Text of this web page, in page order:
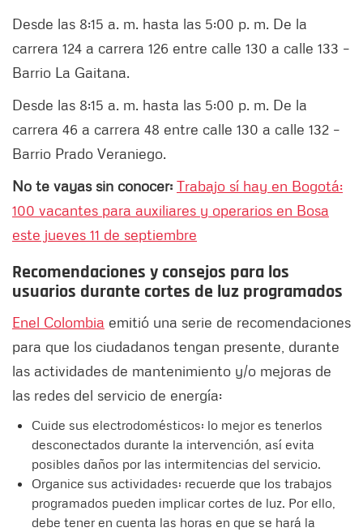
Desde las 8:15 a. m. hasta las 5:00 p. m. De la
carrera 124 a carrera 126 entre calle 130 a calle 133 –
Barrio La Gaitana.
Desde las 8:15 a. m. hasta las 5:00 p. m. De la
carrera 46 a carrera 48 entre calle 130 a calle 132 –
Barrio Prado Veraniego.
No te vayas sin conocer: Trabajo sí hay en Bogotá:
100 vacantes para auxiliares y operarios en Bosa
este jueves 11 de septiembre
Recomendaciones y consejos para los
usuarios durante cortes de luz programados
Enel Colombia emitió una serie de recomendaciones
para que los ciudadanos tengan presente, durante
las actividades de mantenimiento y/o mejoras de
las redes del servicio de energía:
Cuide sus electrodomésticos: lo mejor es tenerlos
desconectados durante la intervención, así evita
posibles daños por las intermitencias del servicio.
Organice sus actividades: recuerde que los trabajos
programados pueden implicar cortes de luz. Por ello,
debe tener en cuenta las horas en que se hará la